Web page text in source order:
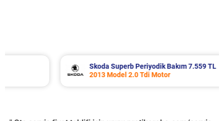
Skoda Superb Periyodik Bakım 7.559 TL
2013 Model 2.0 Tdi Motor